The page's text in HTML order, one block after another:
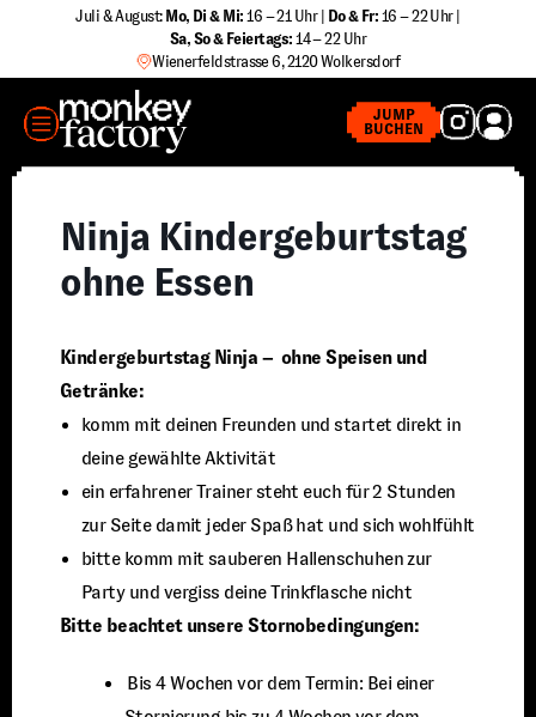
springen
Juli & August: Mo, Di & Mi: 16 – 21 Uhr | Do & Fr: 16 – 22 Uhr |
Sa, So & Feiertags: 14 – 22 Uhr
Wienerfeldstrasse 6, 2120 Wolkersdorf
JUMP
BUCHEN
MENÜ
Ninja Kindergeburtstag
ohne Essen
Kindergeburtstag Ninja – ohne Speisen und
Getränke:
komm mit deinen Freunden und startet direkt in
deine gewählte Aktivität
ein erfahrener Trainer steht euch für 2 Stunden
zur Seite damit jeder Spaß hat und sich wohlfühlt
bitte komm mit sauberen Hallenschuhen zur
Party und vergiss deine Trinkflasche nicht
Bitte beachtet unsere Stornobedingungen:
⁠ ⁠Bis 4 Wochen vor dem Termin: Bei einer